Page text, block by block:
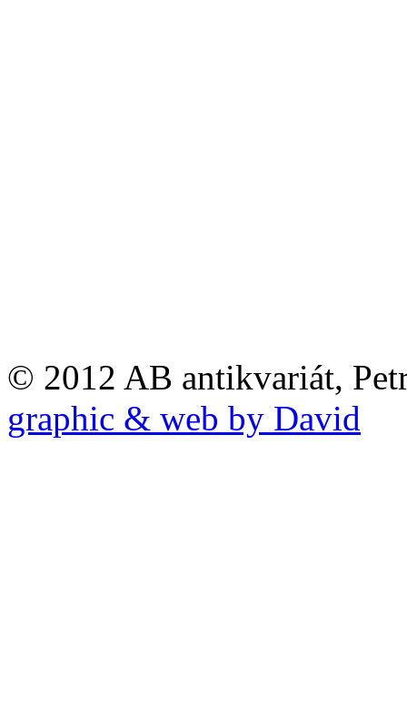
© 2012 AB antikvariát,
graphic & web by David